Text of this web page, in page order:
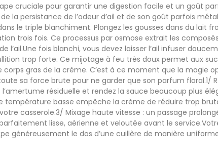
cruciale pour garantir une digestion facile et un goût
la persistance de l’odeur d’ail et de son goût parfois
le triple blanchiment. Plongez les gousses dans du lait
trois fois. Ce processus par osmose extrait les
l’ail.Une fois blanchi, vous devez laisser l’ail infuser
trop forte. Ce mijotage à feu très doux permet aux
corps gras de la crème. C’est à ce moment que la magie
sa force brute pour ne garder que son parfum floral.1/
résiduelle et rendez la sauce beaucoup plus
température basse empêche la crème de réduire trop
casserole.3/ Mixage haute vitesse : un passage
lisse, aérienne et veloutée avant le
généreusement le dos d’une cuillère de manière